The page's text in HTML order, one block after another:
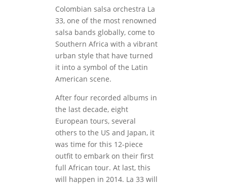
Colombian salsa orchestra La
33, one of the most renowned
salsa bands globally, come to
Southern Africa with a vibrant
urban style that have turned
it into a symbol of the Latin
American scene.
After four recorded albums in
the last decade, eight
European tours, several
others to the US and Japan, it
was time for this 12-piece
outfit to embark on their first
full African tour. At last, this
will happen in 2014. La 33 will